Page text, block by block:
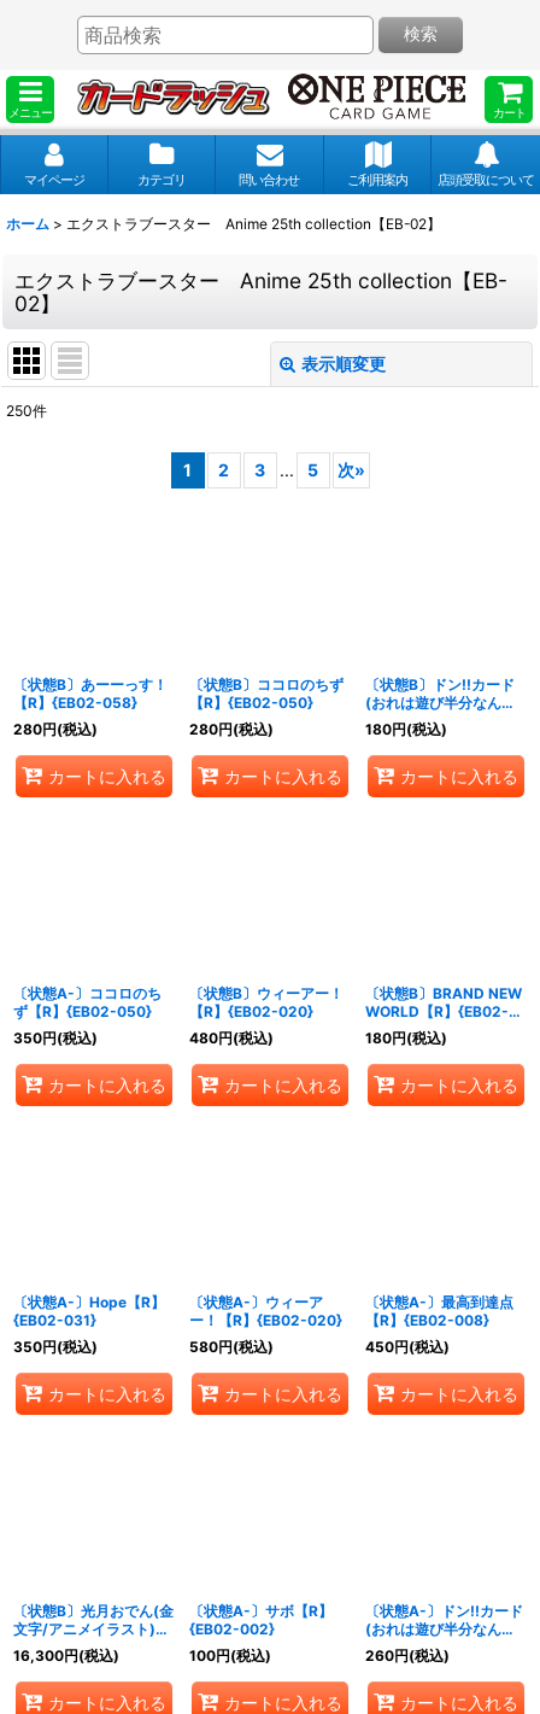
メニュー カート
検索
マイページ カテゴリ 問い合わせ ご利用案内 店頭受取について
ホーム > エクストラブースター Anime 25th collection【EB-02】
エクストラブースター Anime 25th collection【EB-
02】
表示順変更
250件
1 2 3 ... 5 次»
〔状態B〕あーーっす！
【R】{EB02-058}
280円(税込)
カートに入れる
〔状態B〕ココロのちず
【R】{EB02-050}
280円(税込)
カートに入れる
〔状態B〕ドン!!カード
(おれは遊び半分なんか
じゃないっ!!)【-】{-}
180円(税込)
カートに入れる
〔状態A-〕ココロのち
ず【R】{EB02-050}
350円(税込)
カートに入れる
〔状態B〕ウィーアー！
【R】{EB02-020}
480円(税込)
カートに入れる
〔状態B〕BRAND NEW
WORLD【R】{EB02-
040}
180円(税込)
カートに入れる
〔状態A-〕Hope【R】
{EB02-031}
350円(税込)
カートに入れる
〔状態A-〕ウィーア
ー！【R】{EB02-020}
580円(税込)
カートに入れる
〔状態A-〕最高到達点
【R】{EB02-008}
450円(税込)
カートに入れる
〔状態B〕光月おでん(金
文字/アニメイラスト)
【L】{EB01-001}
16,300円(税込)
カートに入れる
〔状態A-〕サボ【R】
{EB02-002}
100円(税込)
カートに入れる
〔状態A-〕ドン!!カード
(おれは遊び半分なんか
じゃないっ!!)【-】{-}
260円(税込)
カートに入れる